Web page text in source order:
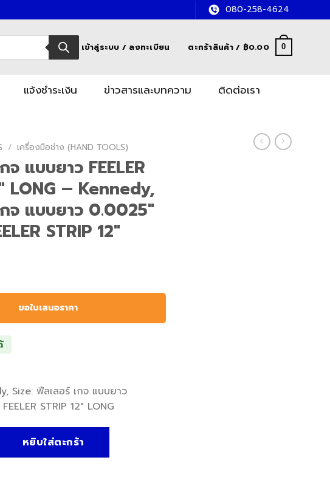
080-258-4624
เข้าสู่ระบบ / ลงทะเบียน ตะกร้าสินค้า / ฿0.00 0
แจ้งชำระเงิน ข่าวสารและบทความ ติดต่อเรา
/ เครื่องมือช่าง (HAND TOOLS)
จ แบบยาว FEELER
LONG – Kennedy,
จ แบบยาว 0.0025″
STRIP 12″
ขอใบเสนอราคา
Size: ฟีลเลอร์ เกจ แบบยาว
STRIP 12″ LONG
หยิบใส่ตะกร้า